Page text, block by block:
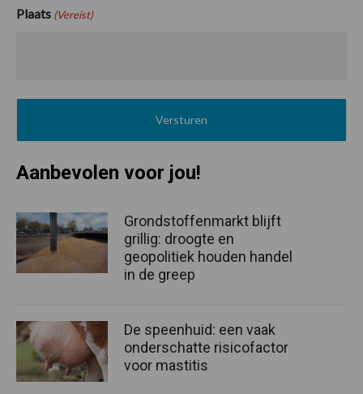
Plaats (Vereist)
Aanbevolen voor jou!
Grondstoffenmarkt blijft
grillig: droogte en
geopolitiek houden handel
in de greep
De speenhuid: een vaak
onderschatte risicofactor
voor mastitis